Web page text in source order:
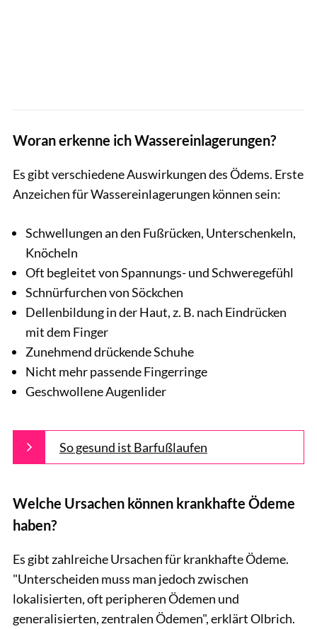
Woran erkenne ich Wassereinlagerungen?
Es gibt verschiedene Auswirkungen des Ödems. Erste
Anzeichen für Wassereinlagerungen können sein:
Schwellungen an den Fußrücken, Unterschenkeln,
Knöcheln
Oft begleitet von Spannungs- und Schweregefühl
Schnürfurchen von Söckchen
Dellenbildung in der Haut, z. B. nach Eindrücken
mit dem Finger
Zunehmend drückende Schuhe
Nicht mehr passende Fingerringe
Geschwollene Augenlider
So gesund ist Barfußlaufen
Welche Ursachen können krankhafte Ödeme
haben?
Es gibt zahlreiche Ursachen für krankhafte Ödeme.
"Unterscheiden muss man jedoch zwischen
lokalisierten, oft peripheren Ödemen und
generalisierten, zentralen Ödemen", erklärt Olbrich.